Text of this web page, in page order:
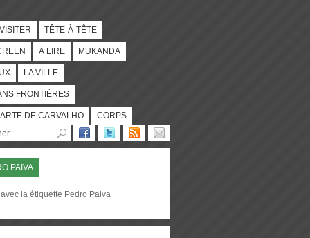
TÊTE-À-TÊTE
À LIRE MUKANDA
LA VILLE
FRONTIÈRES
DE CARVALHO CORPS
PAIVA
la étiquette Pedro Paiva